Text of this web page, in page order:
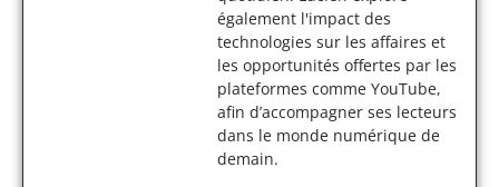
également l'impact des
technologies sur les affaires et
les opportunités offertes par les
plateformes comme YouTube,
afin d’accompagner ses lecteurs
dans le monde numérique de
demain.